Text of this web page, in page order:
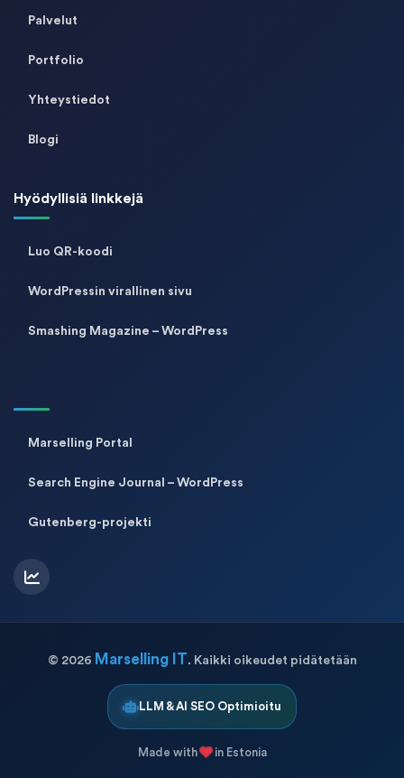
Palvelut
Portfolio
Yhteystiedot
Blogi
Hyödyllisiä linkkejä
Luo QR-koodi
WordPressin virallinen sivu
Smashing Magazine – WordPress
Marselling Portal
Search Engine Journal – WordPress
Gutenberg-projekti
© 2026 Marselling IT. Kaikki oikeudet pidätetään
LLM & AI SEO Optimioitu
Made with in Estonia